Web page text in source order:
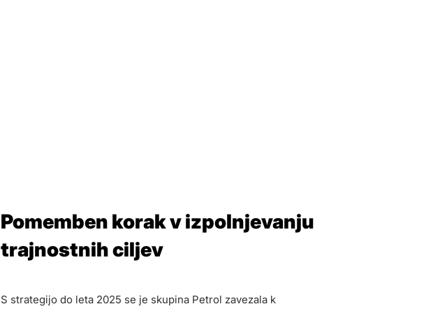
Pomemben korak v izpolnjevanju
trajnostnih ciljev
S strategijo do leta 2025 se je skupina Petrol zavezala k